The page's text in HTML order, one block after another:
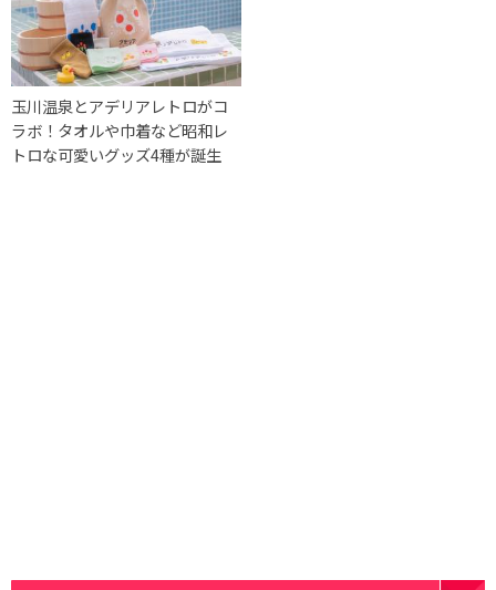
⽟川温泉とアデリアレトロがコ
ラボ！タオルや巾着など昭和レ
トロな可愛いグッズ4種が誕生